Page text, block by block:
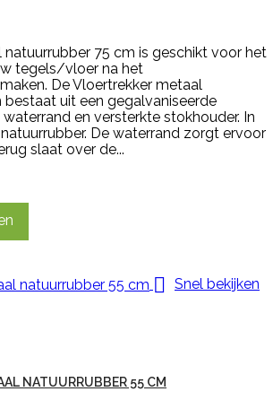
75 cm is geschikt voor het
tegels/vloer na het
De Vloertrekker metaal
bestaat uit een gegalvaniseerde
en versterkte stokhouder. In
De waterrand zorgt ervoor
slaat over de...
 Snel bekijken
NATUURRUBBER 55 CM